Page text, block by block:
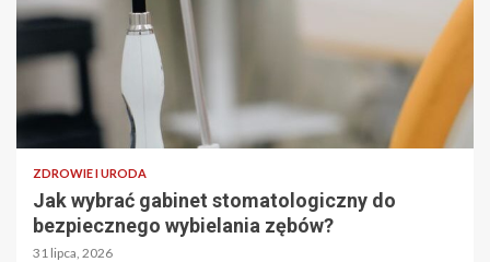
ZDROWIE I URODA
Jak wybrać gabinet stomatologiczny do
bezpiecznego wybielania zębów?
31 lipca, 2026